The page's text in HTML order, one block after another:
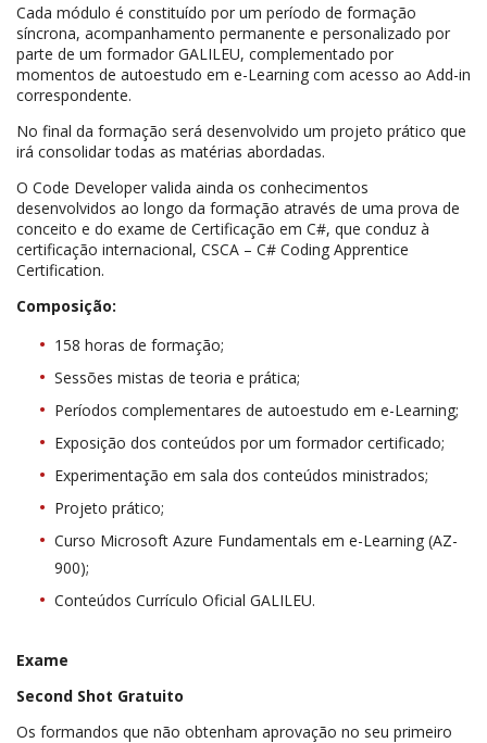
Cada módulo é constituído por um período de formação
síncrona, acompanhamento permanente e personalizado por
parte de um formador GALILEU, complementado por
momentos de autoestudo em e-Learning com acesso ao Add-in
correspondente.
No final da formação será desenvolvido um projeto prático que
irá consolidar todas as matérias abordadas.
O Code Developer valida ainda os conhecimentos
desenvolvidos ao longo da formação através de uma prova de
conceito e do exame de Certificação em C#, que conduz à
certificação internacional, CSCA – C# Coding Apprentice
Certification.
Composição:
158 horas de formação;
Sessões mistas de teoria e prática;
Períodos complementares de autoestudo em e-Learning;
Exposição dos conteúdos por um formador certificado;
Experimentação em sala dos conteúdos ministrados;
Projeto prático;
Curso Microsoft Azure Fundamentals em e-Learning (AZ-
900);
Conteúdos Currículo Oficial GALILEU.
Exame
Second Shot Gratuito
Os formandos que não obtenham aprovação no seu primeiro